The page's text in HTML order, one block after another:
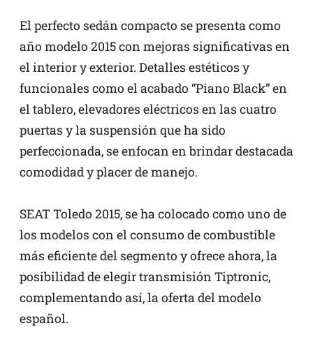
El perfecto sedán compacto se presenta como
año modelo 2015 con mejoras significativas en
el interior y exterior. Detalles estéticos y
funcionales como el acabado “Piano Black” en
el tablero, elevadores eléctricos en las cuatro
puertas y la suspensión que ha sido
perfeccionada, se enfocan en brindar destacada
comodidad y placer de manejo.
SEAT Toledo 2015, se ha colocado como uno de
los modelos con el consumo de combustible
más eficiente del segmento y ofrece ahora, la
posibilidad de elegir transmisión Tiptronic,
complementando así, la oferta del modelo
español.